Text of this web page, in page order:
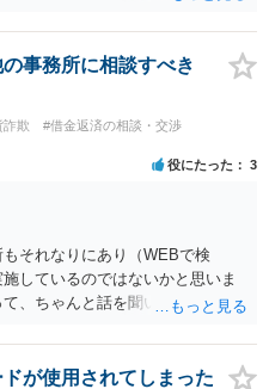
までは、こちらからアクション
事務所に相談すべき
詐欺
#借金返済の相談・交渉
役にたった 3
それなりにあり（WEBで検
しているのではないかと思いま
、ちゃんと話を聞いてくれる
うですので、御相談の案件につ
しれません。相手にしない方が
が使用されてしまった